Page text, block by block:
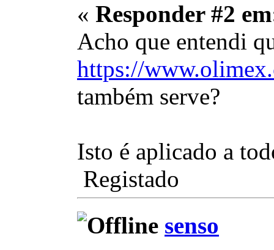
« Responder #2
Acho que entendi
https://
também serve?
Isto é aplicado a
Registado
senso